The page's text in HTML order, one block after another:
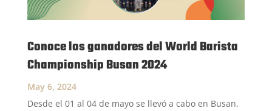
Conoce los ganadores del World Barista
Championship Busan 2024
May 6, 2024
Desde el 01 al 04 de mayo se llevó a cabo en Busan,